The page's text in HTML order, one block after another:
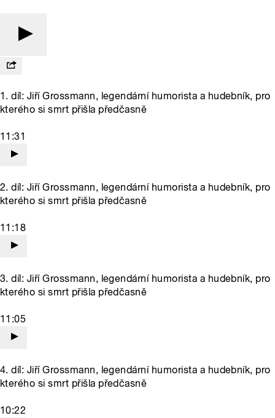
1. díl: Jiří Grossmann, legendární humorista a hudebník, pro
kterého si smrt přišla předčasně
11:31
2. díl: Jiří Grossmann, legendární humorista a hudebník, pro
kterého si smrt přišla předčasně
11:18
3. díl: Jiří Grossmann, legendární humorista a hudebník, pro
kterého si smrt přišla předčasně
11:05
4. díl: Jiří Grossmann, legendární humorista a hudebník, pro
kterého si smrt přišla předčasně
10:22